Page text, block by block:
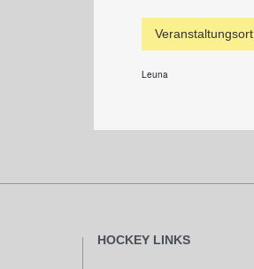
Veranstaltungsort
Leuna
HOCKEY LINKS